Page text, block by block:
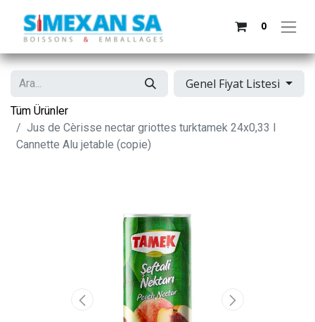
0
Genel Fiyat Listesi
Tüm Ürünler
Jus de Cèrisse nectar griottes turktamek 24x0,33 l
Cannette Alu jetable (copie)